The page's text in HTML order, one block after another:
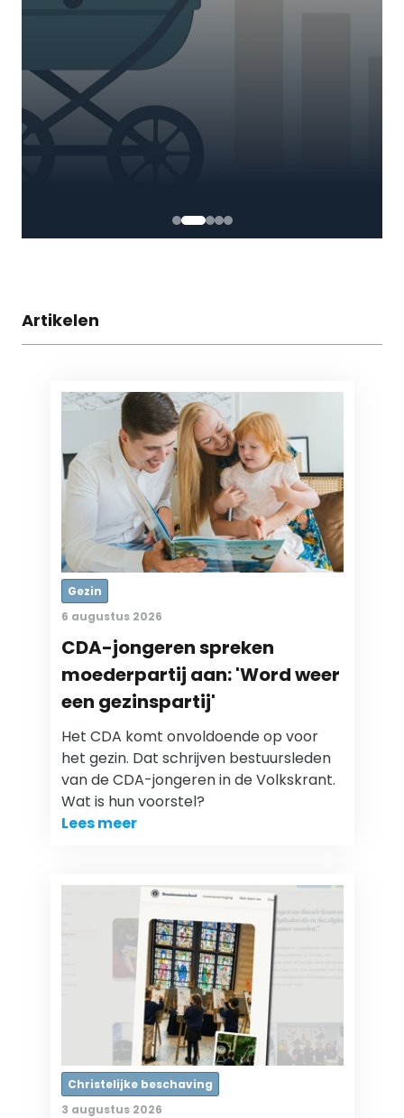
Artikelen
Gezin
6 augustus 2026
CDA-jongeren spreken
moederpartij aan: 'Word weer
een gezinspartij'
Het CDA komt onvoldoende op voor
het gezin. Dat schrijven bestuursleden
van de CDA-jongeren in de Volkskrant.
Wat is hun voorstel?
Lees meer
Christelijke beschaving
3 augustus 2026